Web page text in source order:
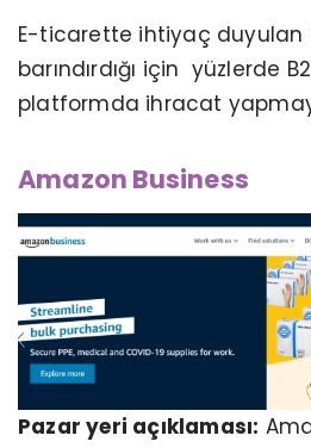
E-ticarette ihtiyaç duyulan
barındırdığı için yüzlerde
platformda ihracat
Amazon Business
Pazar yeri açıklaması: